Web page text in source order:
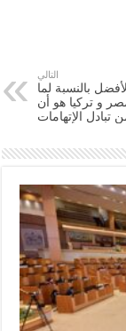
التالي
بالنسبة لما
و تركيا هو أن
تبادل الإتهامات